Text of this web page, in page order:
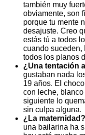
también muy
obviamente, son
porque tu mente
desajuste. Creo
estás tú a todos
cuando suceden,
todos los planos
¿Una tentación
gustaban nada
19 años. El
con leche,
siguiente lo
sin culpa alguna.
¿La maternidad?
una bailarina ha